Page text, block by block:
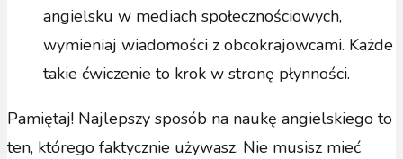
angielsku w mediach społecznościowych,
wymieniaj wiadomości z obcokrajowcami. Każde
takie ćwiczenie to krok w stronę płynności.
Pamiętaj! Najlepszy sposób na naukę angielskiego to
ten, którego faktycznie używasz. Nie musisz mieć